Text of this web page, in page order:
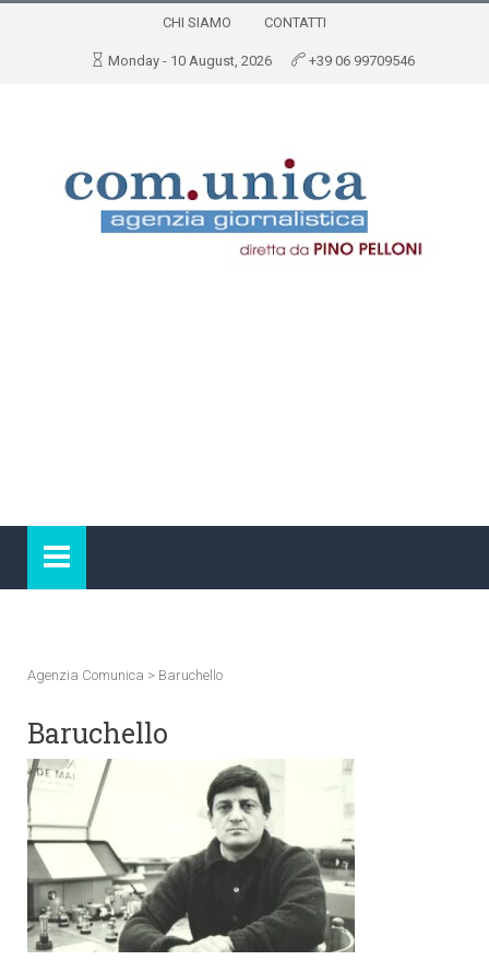
CHI SIAMO CONTATTI
Monday - 10 August, 2026 +39 06 99709546
Agenzia Comunica > Baruchello
Baruchello